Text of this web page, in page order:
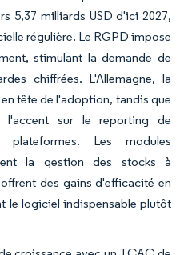
5,37 milliards USD d'ici 2027,
régulière. Le RGPD impose
stimulant la demande de
chiffrées. L'Allemagne, la
tête de l'adoption, tandis que
l'accent sur le reporting de
Les modules
la gestion des stocks à
des gains d'efficacité en
le logiciel indispensable plutôt